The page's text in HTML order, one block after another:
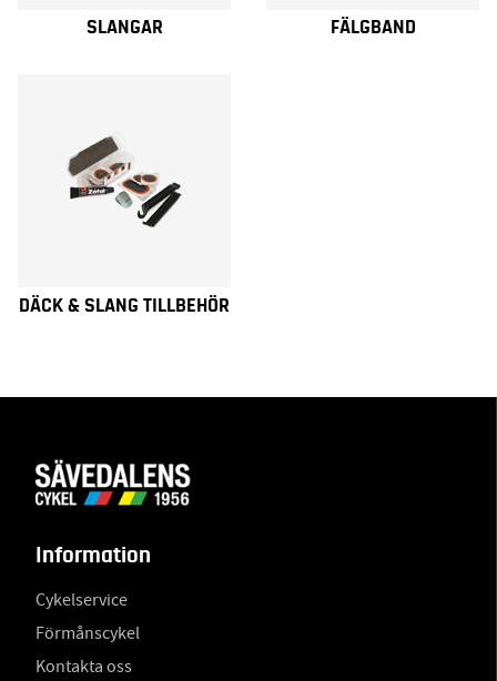
SLANGAR FÄLGBAND
DÄCK & SLANG TILLBEHÖR
Information
Cykelservice
Förmånscykel
Kontakta oss